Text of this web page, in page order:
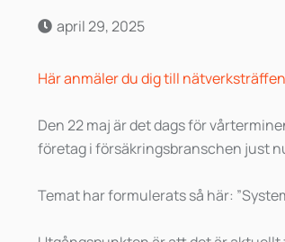
april 29, 2025
Här anmäler du dig till
Den 22 maj är det dags för
företag i försäkringsbranschen just
Temat har formulerats så här: